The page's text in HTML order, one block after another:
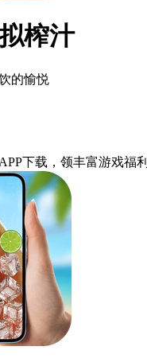
榨汁
的愉悦
下载 ，领丰富游戏福利